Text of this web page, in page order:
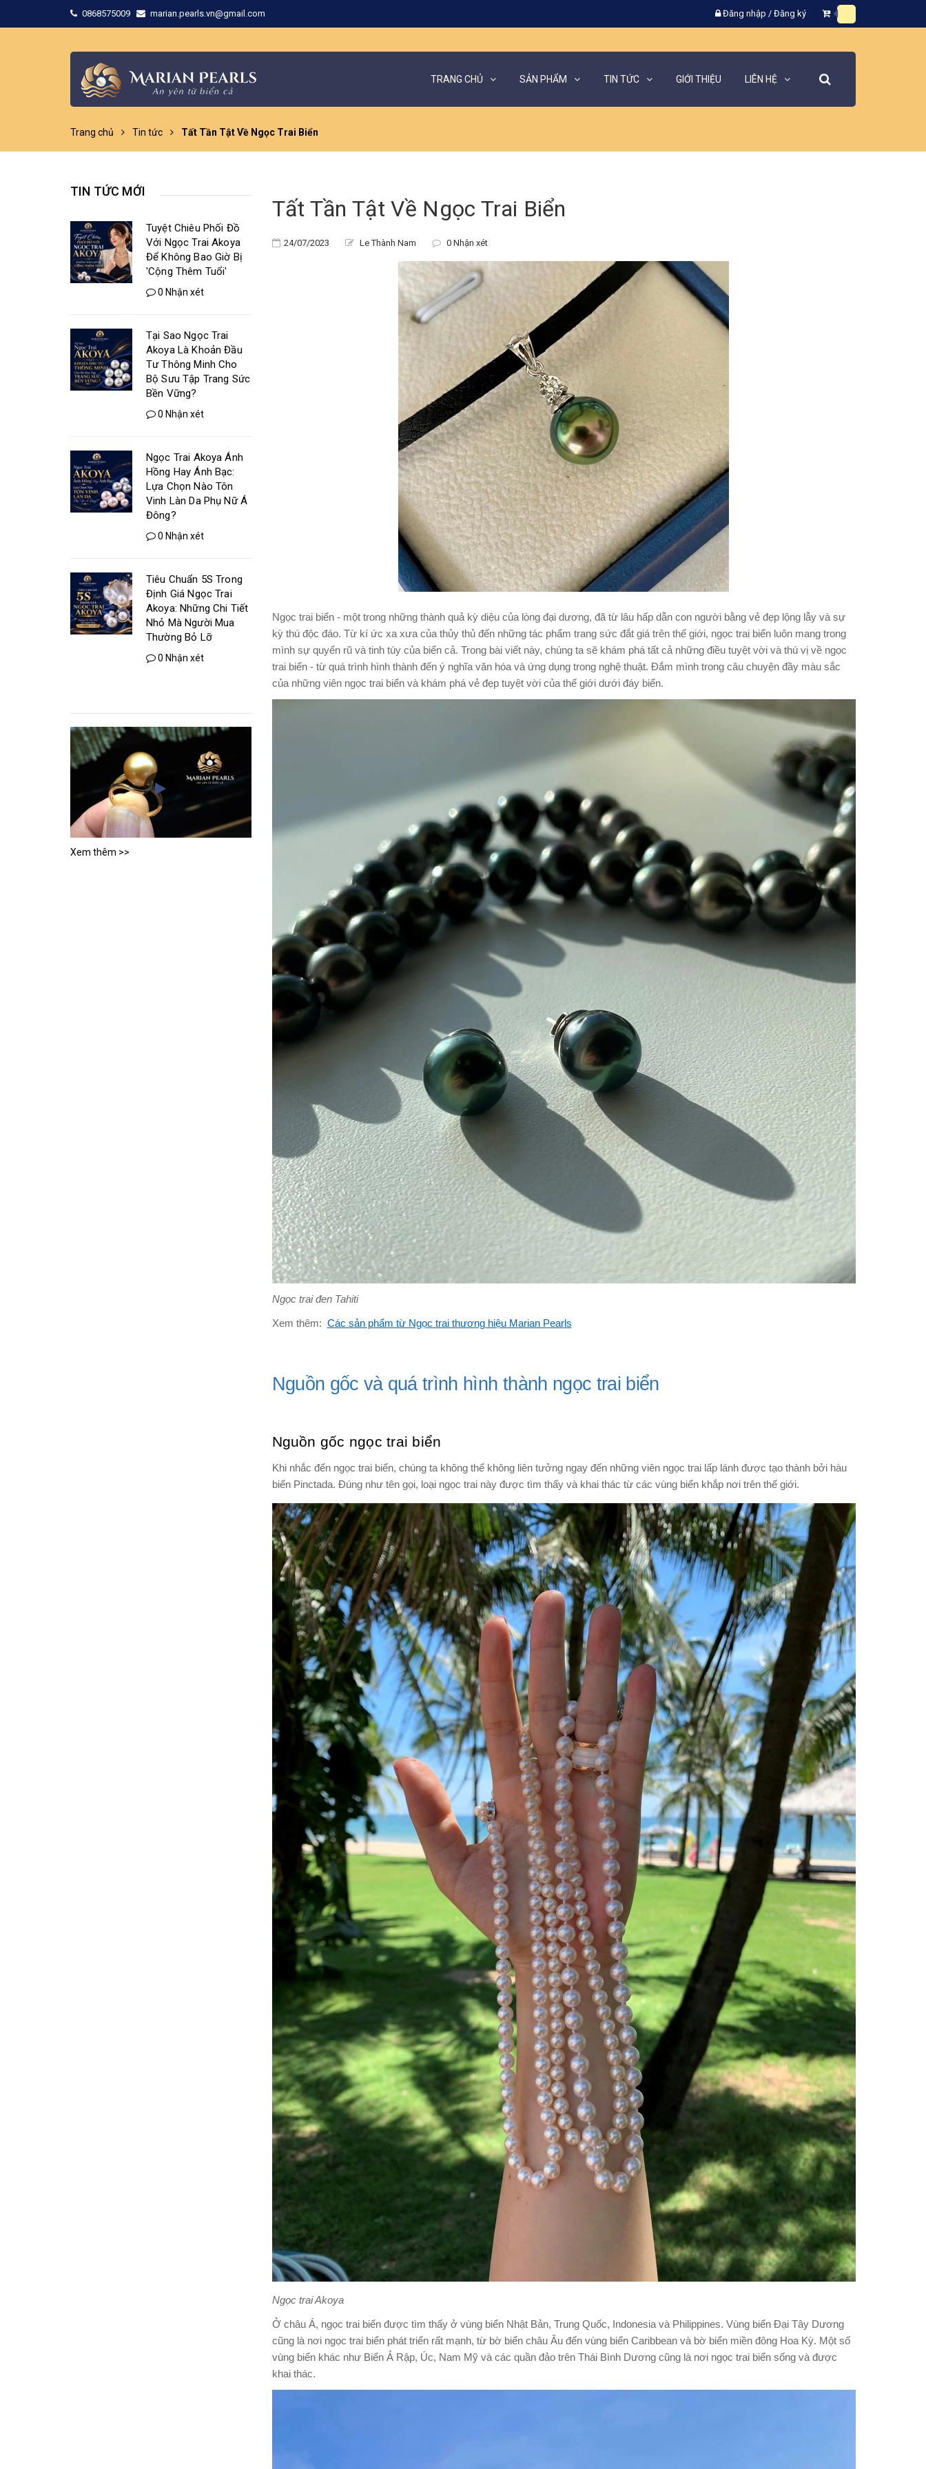
0868575009 marian.pearls.vn@gmail.com Đăng nhập / Đăng ký
TRANG CHỦ SẢN PHẨM TIN TỨC GIỚI THIỆU LIÊN HỆ
Trang chủ Tin tức Tất Tần Tật Về Ngọc Trai Biển
Tất Tần Tật Về Ngọc Trai Biển
24/07/2023 Le Thành Nam 0 Nhận xét
Ngọc trai biển - một trong những thành quả kỳ diệu của lòng đại dương, đã từ lâu hấp dẫn con người bằng vẻ đẹp lộng lẫy và sự
kỳ thú độc đáo. Từ kí ức xa xưa của thủy thủ đến những tác phẩm trang sức đắt giá trên thế giới, ngọc trai biển luôn mang trong
mình sự quyến rũ và tinh túy của biển cả. Trong bài viết này, chúng ta sẽ khám phá tất cả những điều tuyệt vời và thú vị về ngọc
trai biển - từ quá trình hình thành đến ý nghĩa văn hóa và ứng dụng trong nghệ thuật. Đắm mình trong câu chuyện đầy màu sắc
của những viên ngọc trai biển và khám phá vẻ đẹp tuyệt vời của thế giới dưới đáy biển.
Ngọc trai đen Tahiti
Xem thêm: Các sản phẩm từ Ngọc trai thương hiệu Marian Pearls
Nguồn gốc và quá trình hình thành ngọc trai biển
Nguồn gốc ngọc trai biển
Khi nhắc đến ngọc trai biển, chúng ta không thể không liên tưởng ngay đến những viên ngọc trai lấp lánh được tạo thành bởi hàu
biển Pinctada. Đúng như tên gọi, loại ngọc trai này được tìm thấy và khai thác từ các vùng biển khắp nơi trên thế giới.
Ngọc trai Akoya
Ở châu Á, ngọc trai biển được tìm thấy ở vùng biển Nhật Bản, Trung Quốc, Indonesia và Philippines. Vùng biển Đại Tây Dương
cũng là nơi ngọc trai biển phát triển rất mạnh, từ bờ biển châu Âu đến vùng biển Caribbean và bờ biển miền đông Hoa Kỳ. Một số
vùng biển khác như Biển Ả Rập, Úc, Nam Mỹ và các quần đảo trên Thái Bình Dương cũng là nơi ngọc trai biển sống và được
khai thác.
TIN TỨC MỚI
Tuyệt Chiêu Phối Đồ
Với Ngọc Trai Akoya
Để Không Bao Giờ Bị
'Cộng Thêm Tuổi'
0 Nhận xét
Tại Sao Ngọc Trai
Akoya Là Khoản Đầu
Tư Thông Minh Cho
Bộ Sưu Tập Trang Sức
Bền Vững?
0 Nhận xét
Ngọc Trai Akoya Ánh
Hồng Hay Ánh Bạc:
Lựa Chọn Nào Tôn
Vinh Làn Da Phụ Nữ Á
Đông?
0 Nhận xét
Tiêu Chuẩn 5S Trong
Định Giá Ngọc Trai
Akoya: Những Chi Tiết
Nhỏ Mà Người Mua
Thường Bỏ Lỡ
0 Nhận xét
Xem thêm >>